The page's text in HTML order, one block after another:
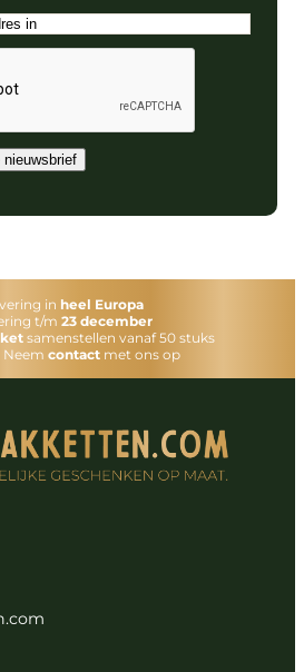
in heel Europa
t/m 23 december
samenstellen vanaf 50 stuks
Neem contactmet ons op